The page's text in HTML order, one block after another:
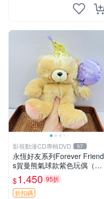
影視動漫CD專輯DVD 57
永恆好友系列Forever Friend
s賀曼熊氣球款紫色玩偶（鼻
子稍有磨損） 中古玩具 氣球
熊 玩偶
$1,450 95折
折扣碼